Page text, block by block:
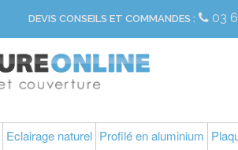
DEVIS CONSEILS ET COMMANDES : 03
Eclairage naturel Profilé en aluminium